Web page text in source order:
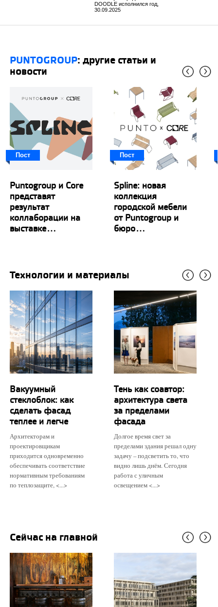
DOODLE исполнился год,
30.09.2025
PUNTOGROUP: другие статьи и
новости
Пост
Puntogroup и Core
представят
результат
коллаборации на
выставке...
Пост
Spline: новая
коллекция
городской мебели
от Puntogroup и
бюро...
Технологии и материалы
Вакуумный
стеклоблок: как
сделать фасад
теплее и легче
Архитекторам и
проектировщикам
приходится одновременно
обеспечивать соответствие
нормативным требованиям
по теплозащите, <...>
Тень как соавтор:
архитектура света
за пределами
фасада
Долгое время свет за
пределами здания решал одну
задачу – подсветить то, что
видно лишь днём. Сегодня
работа с уличным
освещением <...>
Сейчас на главной